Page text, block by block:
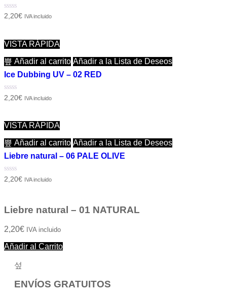
Valorado
5
2,20€ IVA incluido
VISTA RÁPIDA
Añadir al carrito Añadir a la Lista de Deseos
Ice Dubbing UV – 02 RED
Valorado
con
5
2,20€ IVA incluido
VISTA RÁPIDA
Añadir al carrito Añadir a la Lista de Deseos
Liebre natural – 06 PALE OLIVE
Valorado
5
2,20€ IVA incluido
Liebre natural – 01 NATURAL
2,20€ IVA incluido
Añadir al Carrito
ENVÍOS GRATUITOS